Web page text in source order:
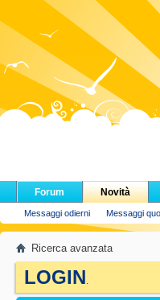
Forum Novità
Messaggi odierni Messaggi
Ricerca avanzata
LOGIN.